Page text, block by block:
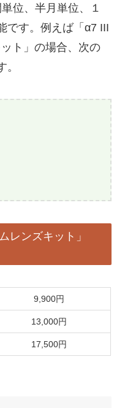
位、半月単位、１
です。例えば「α7 III
ト」の場合、次の
レンズキット」
9,900円
13,000円
17,500円